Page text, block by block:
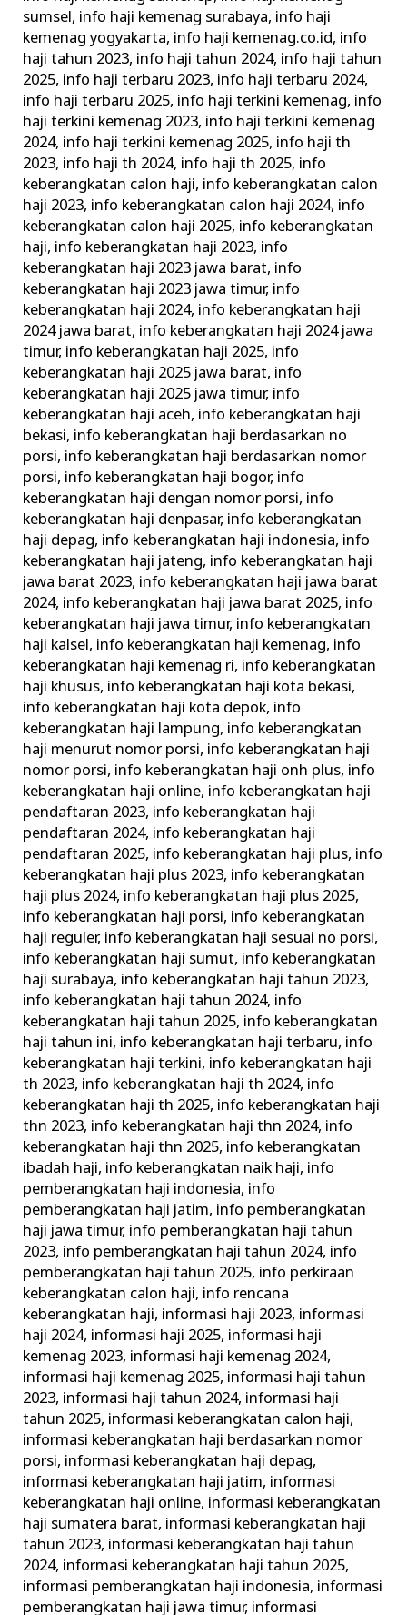
sumsel, info haji kemenag surabaya, info haji
kemenag yogyakarta, info haji kemenag.co.id, info
haji tahun 2023, info haji tahun 2024, info haji tahun
2025, info haji terbaru 2023, info haji terbaru 2024,
info haji terbaru 2025, info haji terkini kemenag, info
haji terkini kemenag 2023, info haji terkini kemenag
2024, info haji terkini kemenag 2025, info haji th
2023, info haji th 2024, info haji th 2025, info
keberangkatan calon haji, info keberangkatan calon
haji 2023, info keberangkatan calon haji 2024, info
keberangkatan calon haji 2025, info keberangkatan
haji, info keberangkatan haji 2023, info
keberangkatan haji 2023 jawa barat, info
keberangkatan haji 2023 jawa timur, info
keberangkatan haji 2024, info keberangkatan haji
2024 jawa barat, info keberangkatan haji 2024 jawa
timur, info keberangkatan haji 2025, info
keberangkatan haji 2025 jawa barat, info
keberangkatan haji 2025 jawa timur, info
keberangkatan haji aceh, info keberangkatan haji
bekasi, info keberangkatan haji berdasarkan no
porsi, info keberangkatan haji berdasarkan nomor
porsi, info keberangkatan haji bogor, info
keberangkatan haji dengan nomor porsi, info
keberangkatan haji denpasar, info keberangkatan
haji depag, info keberangkatan haji indonesia, info
keberangkatan haji jateng, info keberangkatan haji
jawa barat 2023, info keberangkatan haji jawa barat
2024, info keberangkatan haji jawa barat 2025, info
keberangkatan haji jawa timur, info keberangkatan
haji kalsel, info keberangkatan haji kemenag, info
keberangkatan haji kemenag ri, info keberangkatan
haji khusus, info keberangkatan haji kota bekasi,
info keberangkatan haji kota depok, info
keberangkatan haji lampung, info keberangkatan
haji menurut nomor porsi, info keberangkatan haji
nomor porsi, info keberangkatan haji onh plus, info
keberangkatan haji online, info keberangkatan haji
pendaftaran 2023, info keberangkatan haji
pendaftaran 2024, info keberangkatan haji
pendaftaran 2025, info keberangkatan haji plus, info
keberangkatan haji plus 2023, info keberangkatan
haji plus 2024, info keberangkatan haji plus 2025,
info keberangkatan haji porsi, info keberangkatan
haji reguler, info keberangkatan haji sesuai no porsi,
info keberangkatan haji sumut, info keberangkatan
haji surabaya, info keberangkatan haji tahun 2023,
info keberangkatan haji tahun 2024, info
keberangkatan haji tahun 2025, info keberangkatan
haji tahun ini, info keberangkatan haji terbaru, info
keberangkatan haji terkini, info keberangkatan haji
th 2023, info keberangkatan haji th 2024, info
keberangkatan haji th 2025, info keberangkatan haji
thn 2023, info keberangkatan haji thn 2024, info
keberangkatan haji thn 2025, info keberangkatan
ibadah haji, info keberangkatan naik haji, info
pemberangkatan haji indonesia, info
pemberangkatan haji jatim, info pemberangkatan
haji jawa timur, info pemberangkatan haji tahun
2023, info pemberangkatan haji tahun 2024, info
pemberangkatan haji tahun 2025, info perkiraan
keberangkatan calon haji, info rencana
keberangkatan haji, informasi haji 2023, informasi
haji 2024, informasi haji 2025, informasi haji
kemenag 2023, informasi haji kemenag 2024,
informasi haji kemenag 2025, informasi haji tahun
2023, informasi haji tahun 2024, informasi haji
tahun 2025, informasi keberangkatan calon haji,
informasi keberangkatan haji berdasarkan nomor
porsi, informasi keberangkatan haji depag,
informasi keberangkatan haji jatim, informasi
keberangkatan haji online, informasi keberangkatan
haji sumatera barat, informasi keberangkatan haji
tahun 2023, informasi keberangkatan haji tahun
2024, informasi keberangkatan haji tahun 2025,
informasi pemberangkatan haji indonesia, informasi
pemberangkatan haji jawa timur, informasi